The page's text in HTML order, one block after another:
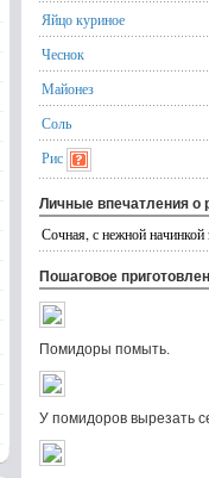
Яйцо куриное
Чеснок
Майонез
Соль
Рис
Личные впечатления о
Сочная, с нежной начинкой
Пошаговое
Помидоры помыть.
У помидоров вырезать